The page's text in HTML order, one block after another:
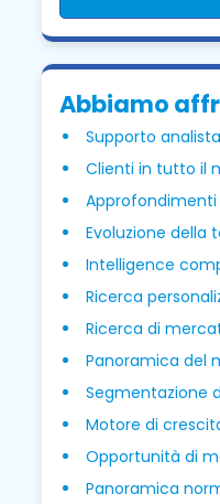
Abbiamo
Supporto
Clienti in tutto il
Approfondimenti
Evoluzione della
Intelligence
Ricerca
Ricerca di
Panoramica del
Segmentazione
Motore di
Opportunità di
Panoramica